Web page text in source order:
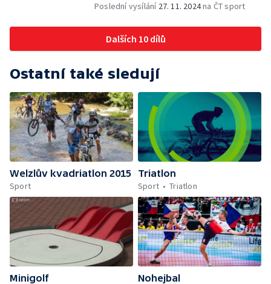
Poslední vysílání 27. 11. 2024na ČT sport
Dalších 10 dílů
Ostatní také sledují
Welzlův kvadriatlon 2015
Sport
Triatlon
Sport
Triatlon
Minigolf
Nohejbal